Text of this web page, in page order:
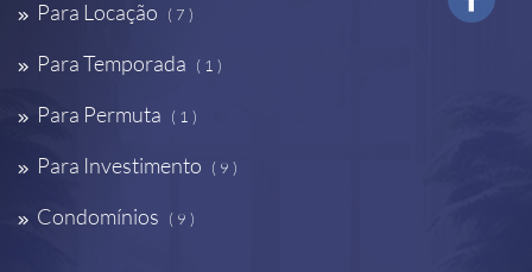
Para Locação ( 7 )
Para Temporada ( 1 )
Para Permuta ( 1 )
Para Investimento ( 9 )
Condomínios ( 9 )